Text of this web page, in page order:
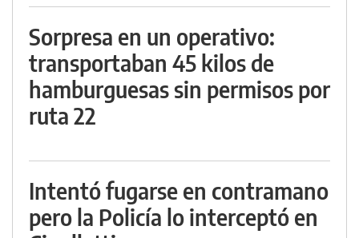
Sorpresa en un operativo:
transportaban 45 kilos de
hamburguesas sin permisos por
ruta 22
Intentó fugarse en contramano
pero la Policía lo interceptó en